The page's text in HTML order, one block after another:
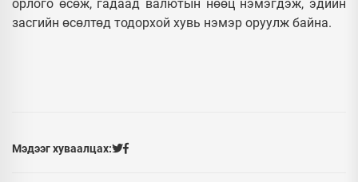
орлого өсөж, гадаад валютын нөөц нэмэгдэж, эдийн
засгийн өсөлтөд тодорхой хувь нэмэр оруулж байна.
Мэдээг хуваалцах: